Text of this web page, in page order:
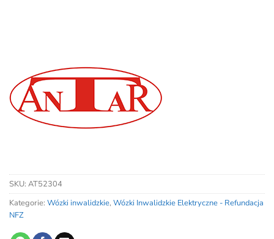
SKU: AT52304
Kategorie: Wózki inwalidzkie, Wózki Inwalidzkie Elektryczne - Refundacja
NFZ